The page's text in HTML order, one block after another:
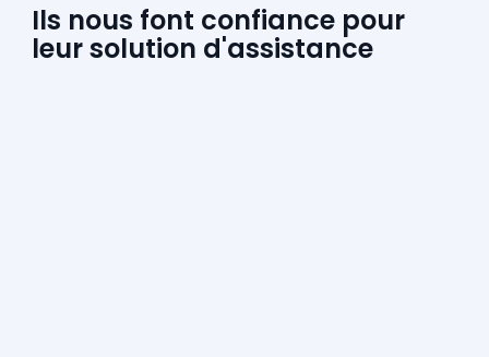
Ils nous font confiance pour
leur solution d'assistance